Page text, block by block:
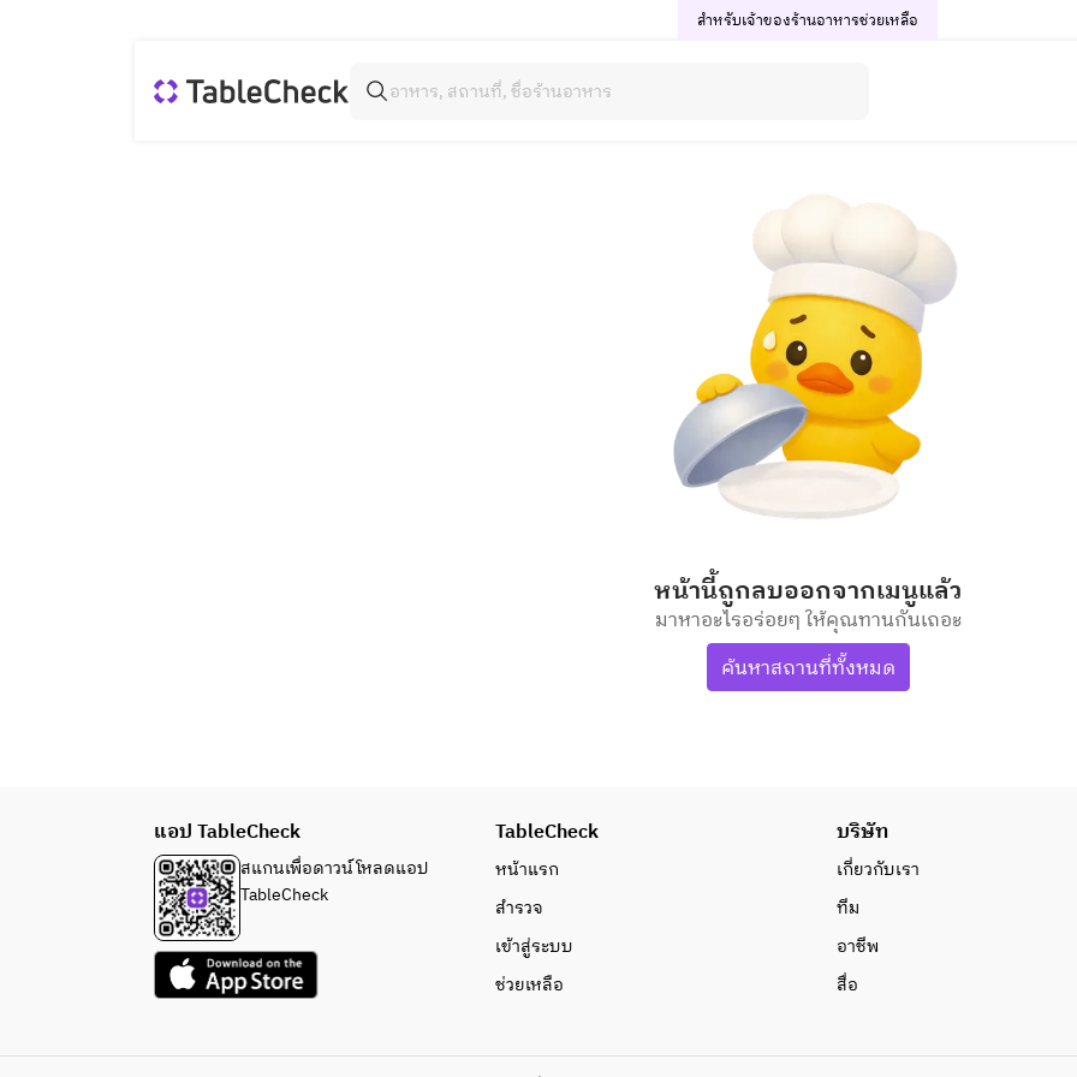
สำหรับเจ้าของร้านอาหารช่วยเหลือ
หน้านี้ถูกลบออกจากเมนูแล้ว
มาหาอะไรอร่อยๆ ให้คุณทานกันเถอะ
ค้นหาสถานที่ทั้งหมด
แอป TableCheck
สแกนเพื่อดาวน์โหลดแอป
TableCheck
TableCheck
หน้าแรก
สำรวจ
เข้าสู่ระบบ
ช่วยเหลือ
บริษัท
เกี่ยวกับเรา
ทีม
อาชีพ
สื่อ